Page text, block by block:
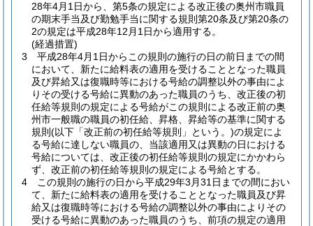
28年4月1日から、第5条の規定による改正後の奥州市職員
の期末手当及び勤勉手当に関する規則第20条及び第20条の
2の規定は平成28年12月1日から適用する。
(経過措置)
3
平成28年4月1日からこの規則の施行の日の前日までの間
において、新たに給料表の適用を受けることとなった職員
及び昇給又は復職時等における号給の調整以外の事由によ
りその受ける号給に異動のあった職員のうち、改正後の初
任給等規則の規定による号給がこの規則による改正前の奥
州市一般職の職員の初任給、昇格、昇給等の基準に関する
規則 (以下「改正前の初任給等規則」という。)の規定によ
る号給に達しない職員の、当該適用又は異動の日における
号給については、改正後の初任給等規則の規定にかかわら
ず、改正前の初任給等規則の規定による号給とする。
4
この規則の施行の日から平成29年3月31日までの間におい
て、新たに給料表の適用を受けることとなった職員及び昇
給又は復職時等における号給の調整以外の事由によりその
受ける号給に異動のあった職員のうち、前項の規定の適用